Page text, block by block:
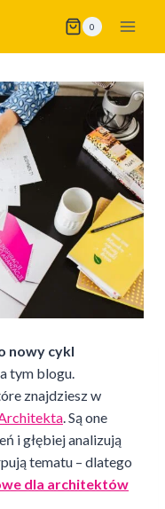
0
nowy cykl
tym blogu.
znajdziesz w
. Są one
i głębiej analizują
tematu – dlatego
dla architektów